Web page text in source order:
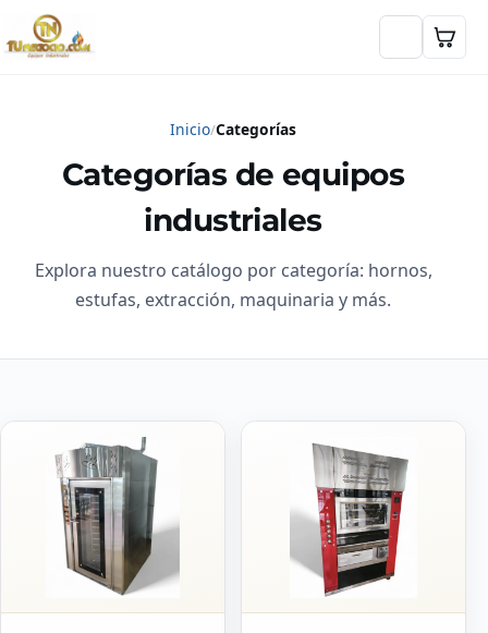
Inicio Categorías
Categorías de equipos
industriales
Explora nuestro catálogo por categoría: hornos,
estufas, extracción, maquinaria y más.